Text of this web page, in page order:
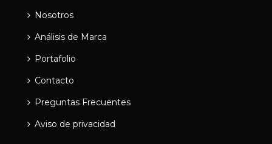
Nosotros
Análisis de Marca
Portafolio
Contacto
Preguntas Frecuentes
Aviso de privacidad